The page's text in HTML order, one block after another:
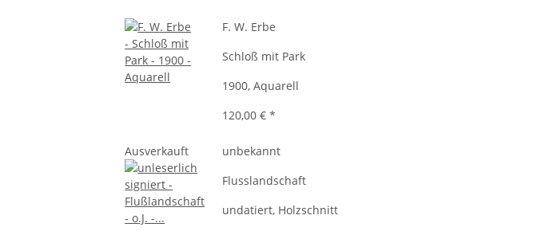
F. W. Erbe
Schloß mit Park
1900, Aquarell
120,00 €*
Ausverkauft
unbekannt
Flusslandschaft
undatiert, Holzschnitt